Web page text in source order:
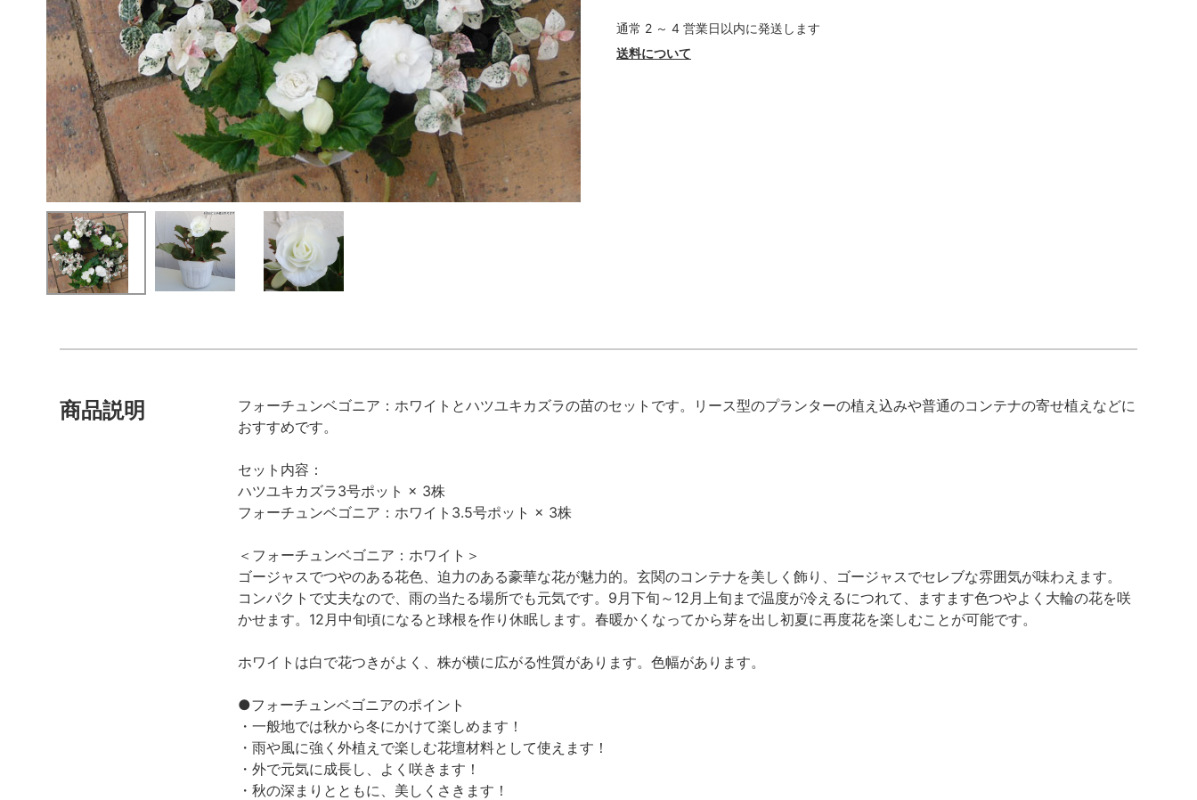
通常 2 ～ 4 営業日以内に発送します
送料について
商品説明
フォーチュンベゴニア：ホワイトとハツユキカズラの苗のセットです。リース型のプランターの植え込みや普通のコンテナの寄せ植えなどに
おすすめです。
セット内容：
ハツユキカズラ3号ポット × 3株
フォーチュンベゴニア：ホワイト3.5号ポット × 3株
＜フォーチュンベゴニア：ホワイト＞
ゴージャスでつやのある花色、迫力のある豪華な花が魅力的。玄関のコンテナを美しく飾り、ゴージャスでセレブな雰囲気が味わえます。
コンパクトで丈夫なので、雨の当たる場所でも元気です。9月下旬～12月上旬まで温度が冷えるにつれて、ますます色つやよく大輪の花を咲
かせます。12月中旬頃になると球根を作り休眠します。春暖かくなってから芽を出し初夏に再度花を楽しむことが可能です。
ホワイトは白で花つきがよく、株が横に広がる性質があります。色幅があります。
●フォーチュンベゴニアのポイント
・一般地では秋から冬にかけて楽しめます！
・雨や風に強く外植えで楽しむ花壇材料として使えます！
・外で元気に成長し、よく咲きます！
・秋の深まりとともに、美しくさきます！